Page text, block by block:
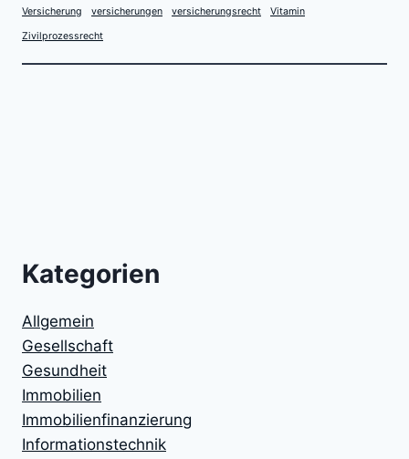
Versicherung versicherungen versicherungsrecht Vitamin
Zivilprozessrecht
Kategorien
Allgemein
Gesellschaft
Gesundheit
Immobilien
Immobilienfinanzierung
Informationstechnik